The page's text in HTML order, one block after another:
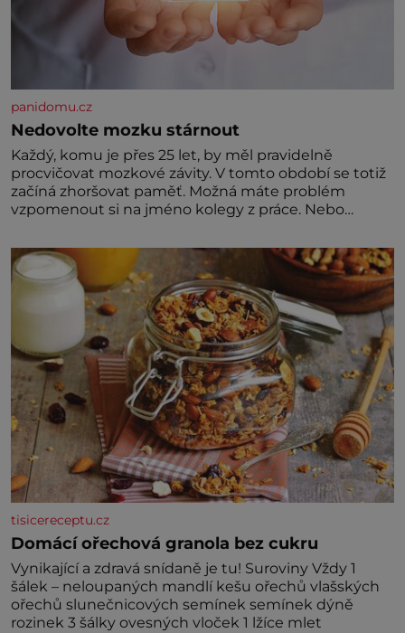
panidomu.cz
Nedovolte mozku stárnout
Každý, komu je přes 25 let, by měl pravidelně
procvičovat mozkové závity. V tomto období se totiž
začíná zhoršovat paměť. Možná máte problém
vzpomenout si na jméno kolegy z práce. Nebo
nedávno přečetli. Je to opravdu tak, s věkem jako
kdyby se paměť rozhodla stávkovat. Cvičte
tisicereceptu.cz
Domácí ořechová granola bez cukru
Vynikající a zdravá snídaně je tu! Suroviny Vždy 1
šálek – neloupaných mandlí kešu ořechů vlašských
ořechů slunečnicových semínek semínek dýně
rozinek 3 šálky ovesných vloček 1 lžíce mlet